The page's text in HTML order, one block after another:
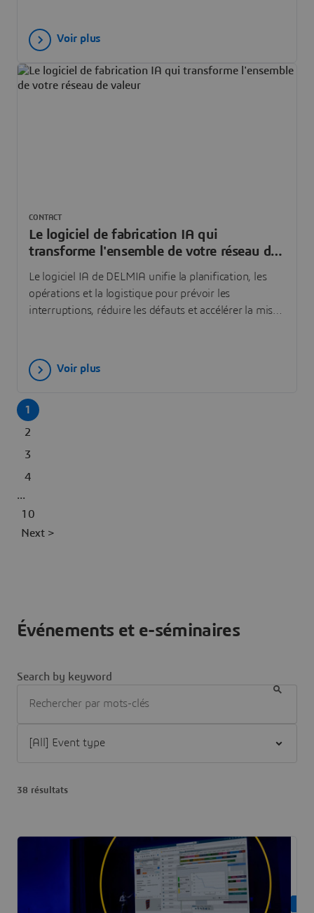
Voir plus
Le logiciel de fabrication IA qui
transforme l'ensemble de votre réseau de
Le logiciel IA de DELMIA unifie la planification, les
opérations et la logistique pour prévoir les
interruptions, réduire les défauts et accélérer la mise
DELMIA !
CONTACT
Voir plus
1
2
3
4
...
10
Next >
Événements et e-séminaires
Search by keyword
38 résultats